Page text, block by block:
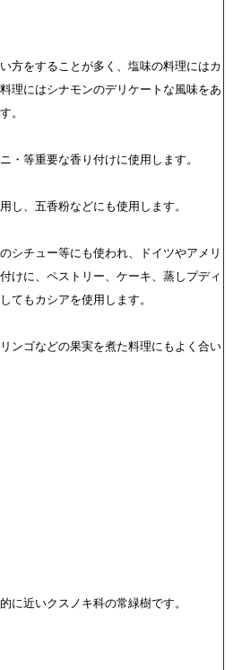
方をすることが多く、塩味の料理にはカ
理にはシナモンのデリケートな風味をあ
。
・等重要な香り付けに使用します。
し、五香粉などにも使用します。
シチュー等にも使われ、ドイツやアメリ
けに、ペストリー、ケーキ、蒸しプディ
てもカシアを使用します。
ンゴなどの果実を煮た料理にもよく合い
に近いクスノキ科の常緑樹です。